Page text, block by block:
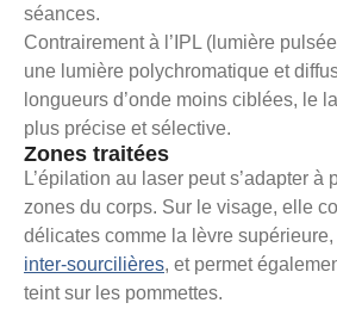
séances.
Contrairement à l’IPL (lumière
une lumière polychromatique et
longueurs d’onde moins ciblées, le
plus précise et sélective.
Zones traitées
L’épilation au laser peut s’adapter à
zones du corps. Sur le visage, elle
délicates comme la lèvre
inter-sourcilières, et permet
teint sur les pommettes.